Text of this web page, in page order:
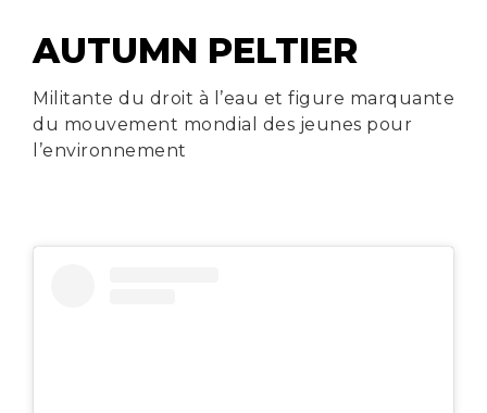
AUTUMN PELTIER
Militante du droit à l’eau et figure marquante
du mouvement mondial des jeunes pour
l’environnement